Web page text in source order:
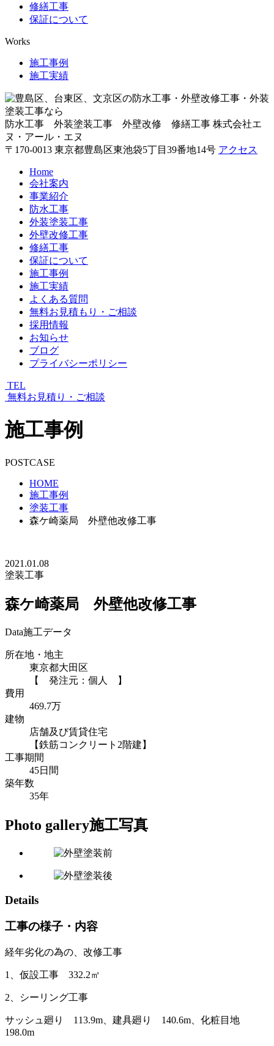
修繕工事
保証について
Works
施工事例
施工実績
防水工事 外装塗装工事 外壁改修 修繕工事 株式会社エ
ヌ・アール・エヌ
〒170-0013 東京都豊島区東池袋5丁目39番地14号 アクセス
Home
会社案内
事業紹介
防水工事
外装塗装工事
外壁改修工事
修繕工事
保証について
施工事例
施工実績
よくある質問
無料お見積もり・ご相談
採用情報
お知らせ
ブログ
プライバシーポリシー
TEL
無料お見積り・ご相談
施工事例
POSTCASE
HOME
施工事例
塗装工事
森ケ崎薬局 外壁他改修工事
2021.01.08
塗装工事
森ケ崎薬局 外壁他改修工事
Data施工データ
所在地・地主
東京都大田区
【 発注元：個人 】
費用
469.7万
建物
店舗及び賃貸住宅
【鉄筋コンクリート2階建】
工事期間
45日間
築年数
35年
Photo gallery施工写真
Details
工事の様子・内容
経年劣化の為の、改修工事
1、仮設工事 332.2㎡
2、シーリング工事
サッシュ廻り 113.9m、建具廻り 140.6m、化粧目地
198.0m